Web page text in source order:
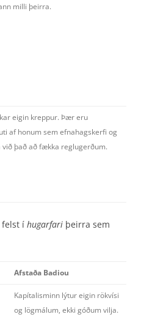
milli þeirra.
eigin kreppur. Þær eru
af honum sem efnahagskerfi og
það að fækka reglugerðum.
felst í hugarfari þeirra sem
Afstaða Badiou
Kapítalisminn lýtur eigin rökvísi
og lög­málum, ekki góðum vilja.